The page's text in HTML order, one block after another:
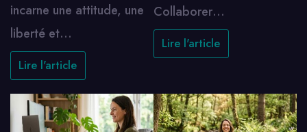
incarne une attitude, une
liberté et…
Lire l'article
Collaborer…
Lire l'article